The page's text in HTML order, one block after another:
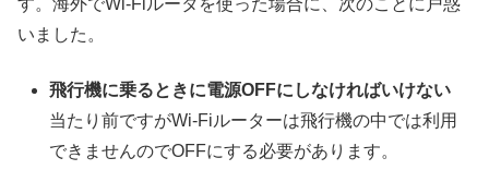
す。海外でWi-Fiルータを使った場合に、次のことに戸惑
いました。
飛行機に乗るときに電源OFFにしなければいけない
当たり前ですがWi-Fiルーターは飛行機の中では利用
できませんのでOFFにする必要があります。